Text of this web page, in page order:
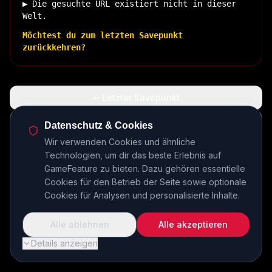
▶ Die gesuchte URL existiert nicht in dieser
Welt.
Möchtest du zum letzten Savepunkt
zurückkehren?
🏠 Zurück zur Basis
INSERT COIN TO CONTINUE...
Datenschutz & Cookies
Wir verwenden Cookies und ähnliche
Technologien, um dir das beste Erlebnis auf
GameFeature zu bieten. Dazu gehören essentielle
Cookies für den Betrieb der Seite sowie optionale
Cookies für Analysen und personalisierte Inhalte.
Details anzeigen
Alle ablehnen Alle akzeptieren